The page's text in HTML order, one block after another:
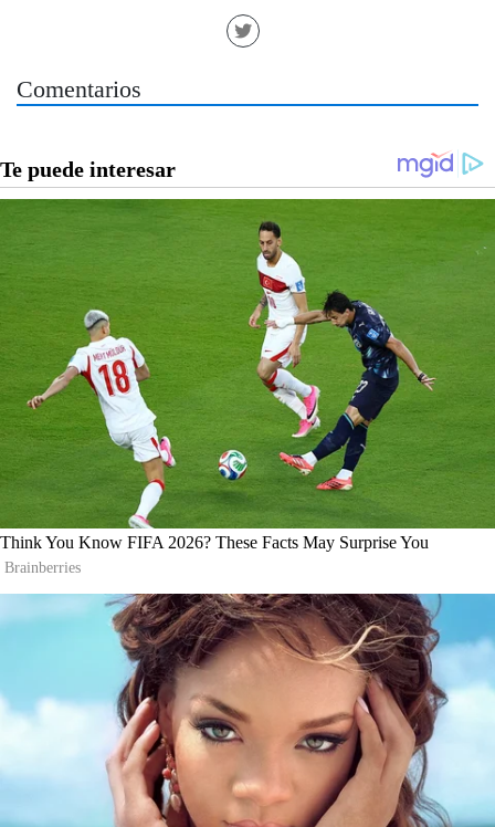
Comentarios